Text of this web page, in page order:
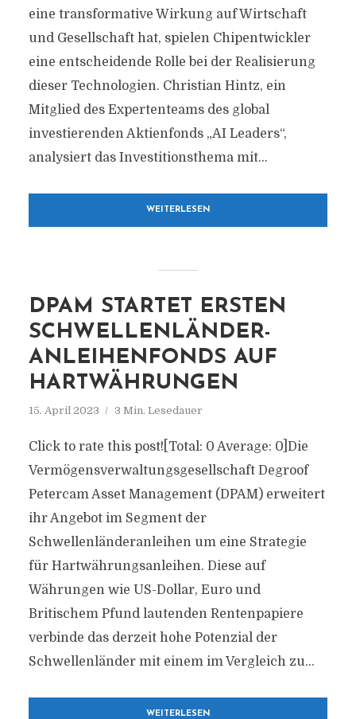
eine transformative Wirkung auf Wirtschaft
und Gesellschaft hat, spielen Chipentwickler
eine entscheidende Rolle bei der Realisierung
dieser Technologien. Christian Hintz, ein
Mitglied des Expertenteams des global
investierenden Aktienfonds „AI Leaders“,
analysiert das Investitionsthema mit...
WEITERLESEN
DPAM STARTET ERSTEN
SCHWELLENLÄNDER-
ANLEIHENFONDS AUF
HARTWÄHRUNGEN
15. April 2023 3 Min. Lesedauer
Click to rate this post![Total: 0 Average: 0]Die
Vermögensverwaltungsgesellschaft Degroof
Petercam Asset Management (DPAM) erweitert
ihr Angebot im Segment der
Schwellenländeranleihen um eine Strategie
für Hartwährungsanleihen. Diese auf
Währungen wie US-Dollar, Euro und
Britischem Pfund lautenden Rentenpapiere
verbinde das derzeit hohe Potenzial der
Schwellenländer mit einem im Vergleich zu...
WEITERLESEN